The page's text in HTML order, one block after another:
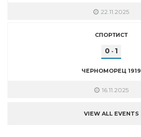
22.11.2025
СПОРТИСТ
0 - 1
ЧЕРНОМОРЕЦ 1919
16.11.2025
VIEW ALL EVENTS